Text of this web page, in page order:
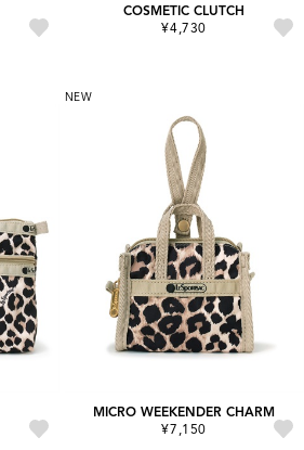
COSMETIC CLUTCH
¥4,730
NEW
MICRO WEEKENDER CHARM
¥7,150